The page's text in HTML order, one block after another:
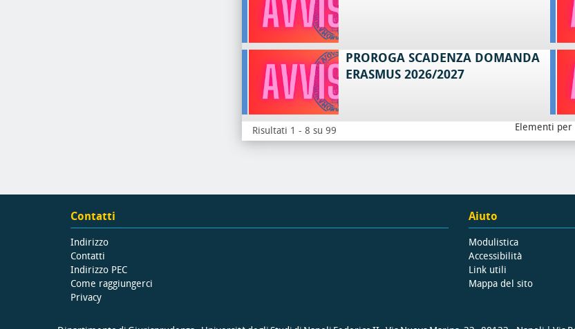
PROROGA SCADENZA DOMANDA
ERASMUS 2026/2027
Risultati 1 - 8 su 99 Elementi per
Contatti
Indirizzo
Contatti
Indirizzo PEC
Come raggiungerci
Privacy
Aiuto
Modulistica
Accessibilità
Link utili
Mappa del sito